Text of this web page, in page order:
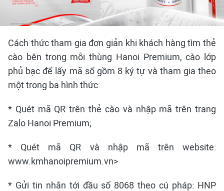
Cách thức tham gia đơn giản khi khách hàng tìm thẻ
cào bên trong mỗi thùng Hanoi Premium, cào lớp
phủ bạc để lấy mã số gồm 8 ký tự và tham gia theo
một trong ba hình thức:
* Quét mã QR trên thẻ cào và nhập mã trên trang
Zalo Hanoi Premium;
* Quét mã QR và nhập mã trên website:
www.kmhanoipremium.vn>
* Gửi tin nhắn tới đầu số 8068 theo cú pháp: HNP